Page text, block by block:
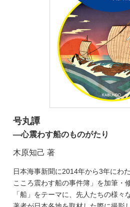
号丸譚
―心震わす船のものがたり
木原知己 著
日本海事新聞に2014年から3年にわ
こころ震わす船の事件簿」を加筆・
「船」をテーマに、先人たちの様々